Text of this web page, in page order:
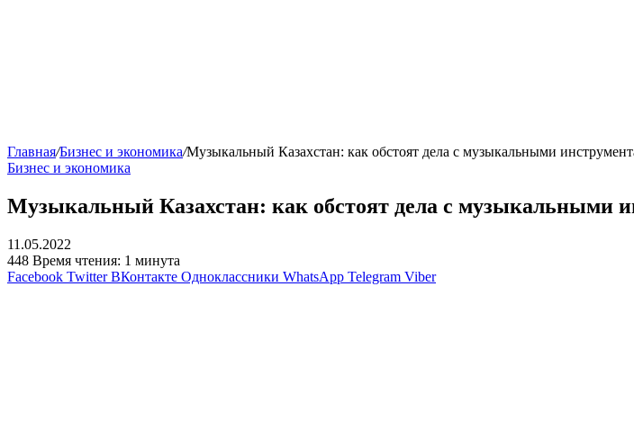
Главная/Бизнес и экономика/Музыкальный Казахстан: как обстоят дела с музыкальными
Бизнес и экономика
Музыкальный Казахстан: как обстоят дела с музыкальными
11.05.2022
448 Время чтения: 1 минута
Facebook Twitter ВКонтакте Одноклассники WhatsApp Telegram Viber